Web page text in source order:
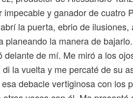
impecable y ganador de cuatro
la puerta, ebrio de
planeando la manera de
delante de mí. Me miró a los
la vuelta y me percaté de su
debacle vertiginosa con los